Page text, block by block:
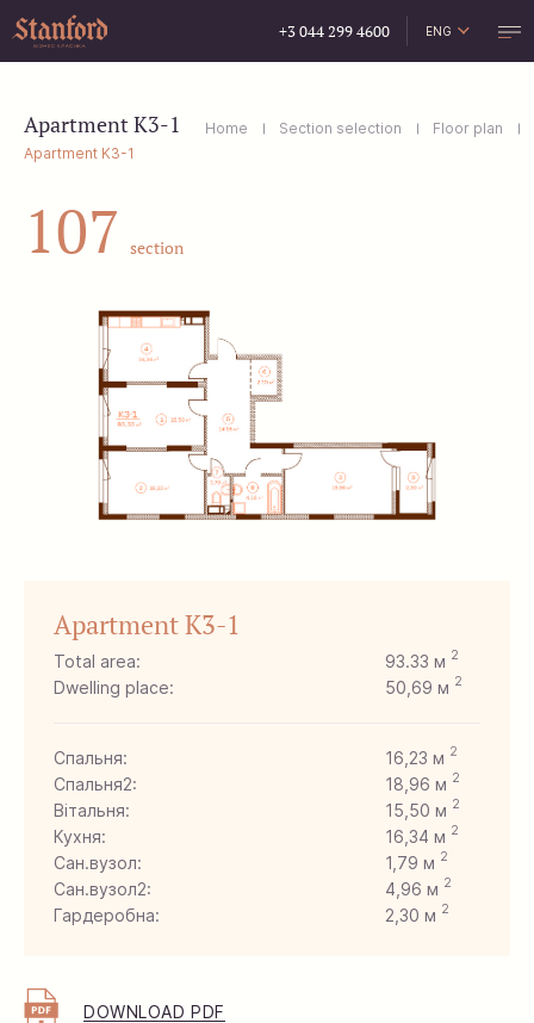
+3 044 299 4600
ENG
Apartment K3-1 Home Section selection
Floor plan
Apartment K3-1
107 section
Apartment K3-1
Total area: 93.33 м 2
Dwelling place: 50,69 м 2
Спальня: 16,23 м 2
Спальня2: 18,96 м 2
Вітальня: 15,50 м 2
Кухня: 16,34 м 2
Сан.вузол: 1,79 м 2
Сан.вузол2: 4,96 м 2
Гардеробна: 2,30 м 2
DOWNLOAD PDF